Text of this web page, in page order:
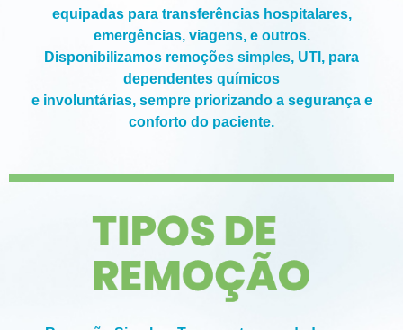
equipadas para transferências hospitalares,
emergências, viagens, e outros.
Disponibilizamos remoções simples, UTI, para
dependentes químicos
e involuntárias, sempre priorizando a segurança e
conforto do paciente.